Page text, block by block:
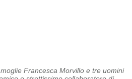
Francesca Morvillo e tre uomini